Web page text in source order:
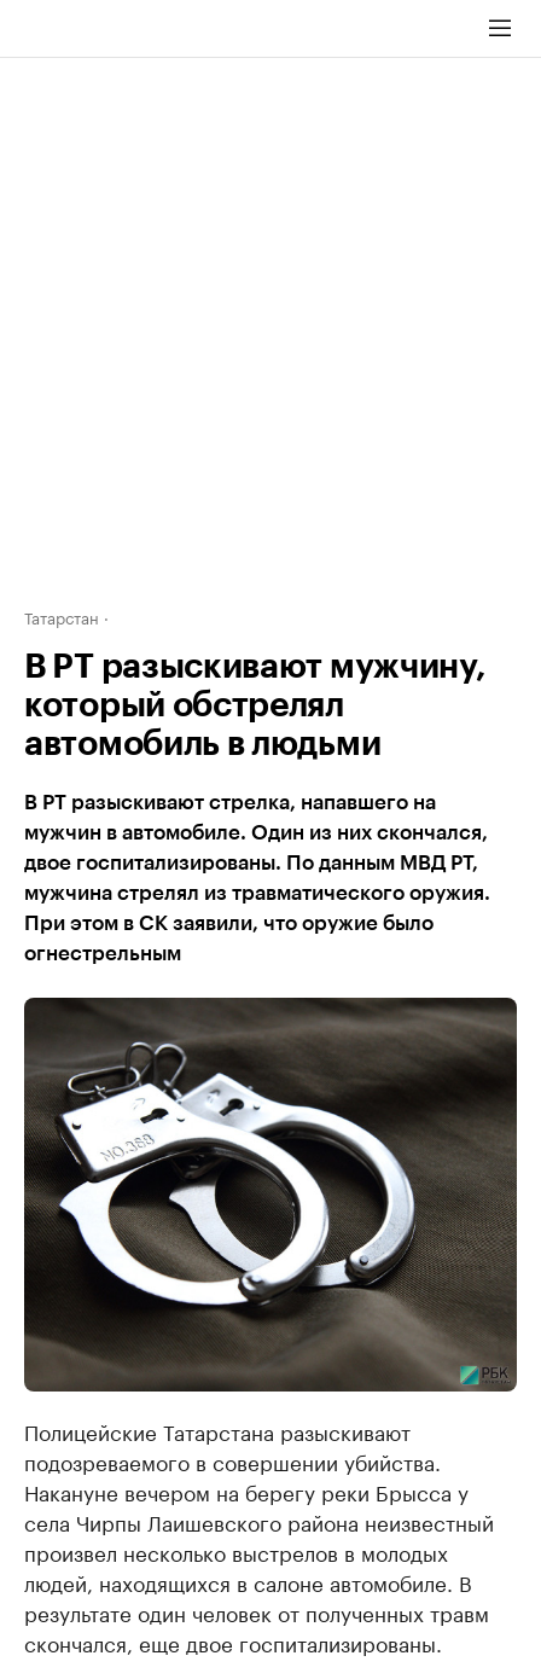
Татарстан
В РТ разыскивают мужчину,
который обстрелял
автомобиль в людьми
В РТ разыскивают стрелка, напавшего на
мужчин в автомобиле. Один из них скончался,
двое госпитализированы. По данным МВД РТ,
мужчина стрелял из травматического оружия.
При этом в СК заявили, что оружие было
огнестрельным
Полицейские Татарстана разыскивают
подозреваемого в совершении убийства.
Накануне вечером на берегу реки Брысса у
села Чирпы Лаишевского района неизвестный
произвел несколько выстрелов в молодых
людей, находящихся в салоне автомобиле. В
результате один человек от полученных травм
скончался, еще двое госпитализированы.